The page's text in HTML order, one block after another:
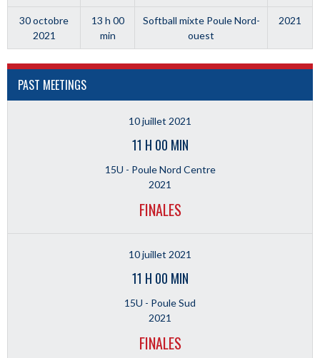
30 octobre
2021
13 h 00
min
Softball mixte Poule Nord-
ouest
2021
PAST MEETINGS
10 juillet 2021
11 H 00 MIN
15U - Poule Nord Centre
2021
FINALES
10 juillet 2021
11 H 00 MIN
15U - Poule Sud
2021
FINALES